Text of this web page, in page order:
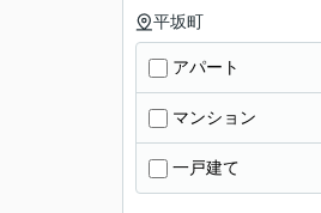
平坂町
アパート
マンション
一戸建て